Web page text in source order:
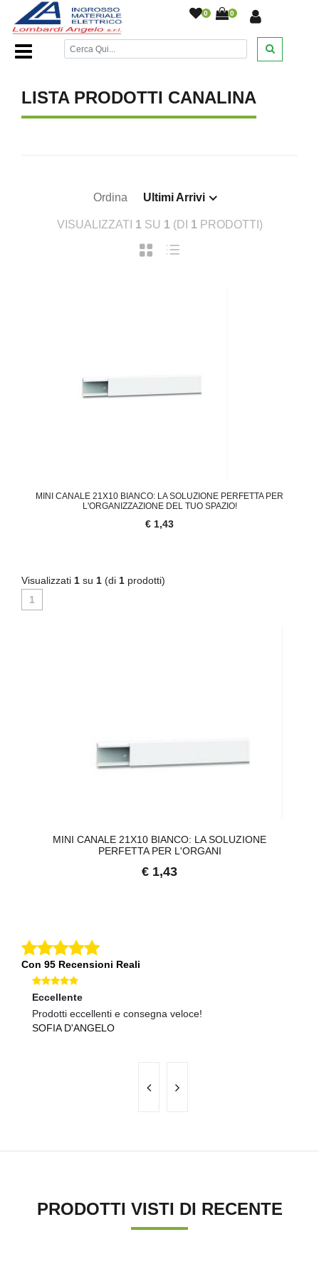
0 0
Home Page/Canalina/
LISTA PRODOTTI CANALINA
Ordina Ultimi Arrivi
VISUALIZZATI 1 SU 1 (DI 1 PRODOTTI)
MINI CANALE 21X10 BIANCO: LA SOLUZIONE PERFETTA PER
L'ORGANIZZAZIONE DEL TUO SPAZIO!
€ 1,43
Visualizzati 1 su 1 (di 1 prodotti)
1
MINI CANALE 21X10 BIANCO: LA SOLUZIONE
PERFETTA PER L'ORGANI
€ 1,43
Con 95 Recensioni Reali
Eccellente
Prodotti eccellenti e consegna veloce!
SOFIA D'ANGELO
PRODOTTI VISTI DI RECENTE